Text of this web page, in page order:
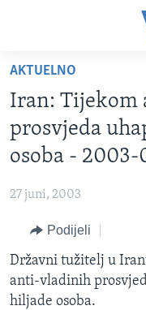
glavni
sadržaj
na
glavnu
Idi
pretragu
FOTOGRAFIJE DANA
SJEDINJENE
BOSNA I
SVIJET
NAUKA I TEHNOLOGIJA
SPECIJALNI PROJEKTI
KORUPCIJA
SLOBODA MEDIJA
AKTUELNO
Iran:
prosvjeda
osoba - 2003-
27 juni, 2003
Podijeli
Državni tužitelj u
anti-vladinih
hiljade osoba.